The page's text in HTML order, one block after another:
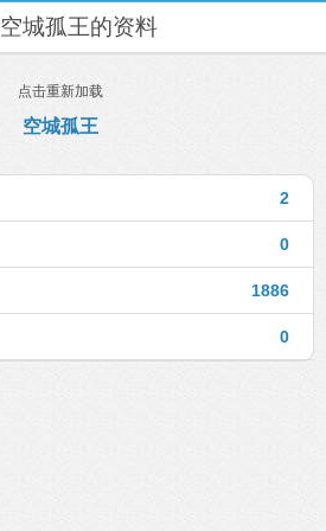
空城孤王的资料
点击重新加载
空城孤王
2
0
1886
0